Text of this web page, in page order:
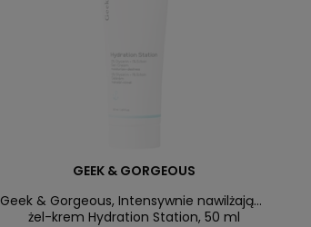
GEEK & GORGEOUS
Geek & Gorgeous, Intensywnie nawilżający
żel-krem Hydration Station, 50 ml